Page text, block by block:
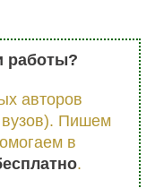
работы?
авторов
вузов). Пишем
в
.